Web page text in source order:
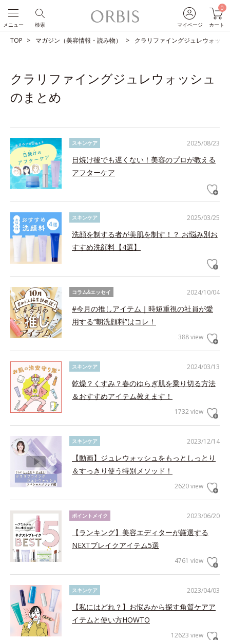
マイページ
0
カート
検索
メニュー
TOP マガジン（美容情報・読み物） クラリファイングジュレウォッシ
クラリファイングジュレウォッシュ
のまとめ
2025/08/23
スキンケア
日焼け後でも遅くない！美容のプロが教える
アフターケア
2025/03/25
スキンケア
洗顔を制する者が美肌を制す！？ お悩み別お
すすめ洗顔料【4選】
2024/10/04
コラム&エッセイ
#今月の推しアイテム｜時短重視の社員が愛
用する“朝洗顔料”はコレ！
388 view
2024/03/13
スキンケア
乾燥？くすみ？春のゆらぎ肌を乗り切る方法
＆おすすめアイテム教えます！
1732 view
2023/12/14
スキンケア
【動画】ジュレウォッシュをもっとしっとり
＆すっきり使う特別メソッド！
2620 view
2023/06/20
ポイントメイク
【ランキング】美容エディターが厳選する
NEXTブレイクアイテム5選
4761 view
2023/04/03
スキンケア
【私にはどれ？】お悩みから探す角質ケアア
イテムと使い方HOWTO
12623 view